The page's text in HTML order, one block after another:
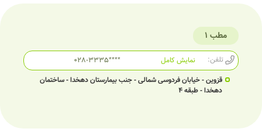
مطب 1
تلفن: 028-3335****
نمایش کامل
قزوین - خیابان فردوسی شمالی - جنب بیمارستان دهخدا - ساختمان
دهخدا - طبقه 4